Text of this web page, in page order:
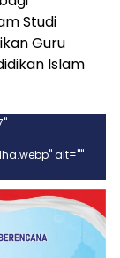
Studi
Guru
Islam
alt=""